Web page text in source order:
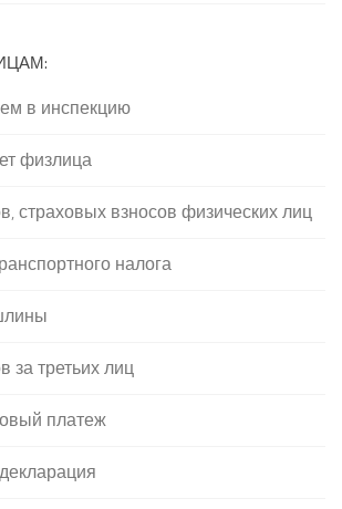
в инспекцию
физлица
страховых взносов физических лиц
налога
за третьих лиц
платеж